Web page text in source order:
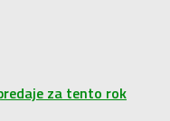
za tento rok